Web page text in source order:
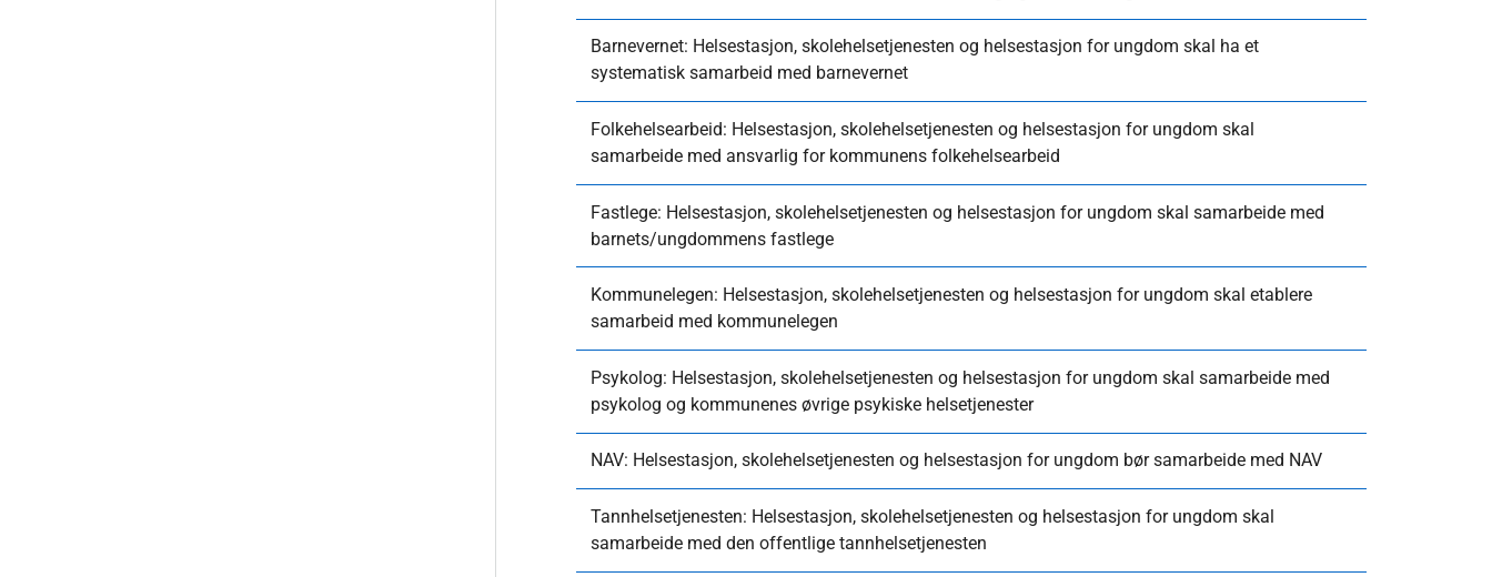
Barnevernet: Helsestasjon, skolehelsetjenesten og helsestasjon for ungdom skal ha et
systematisk samarbeid med barnevernet
Folkehelsearbeid: Helsestasjon, skolehelsetjenesten og helsestasjon for ungdom skal
samarbeide med ansvarlig for kommunens folkehelsearbeid
Fastlege: Helsestasjon, skolehelsetjenesten og helsestasjon for ungdom skal samarbeide med
barnets/ungdommens fastlege
Kommunelegen: Helsestasjon, skolehelsetjenesten og helsestasjon for ungdom skal etablere
samarbeid med kommunelegen
Psykolog: Helsestasjon, skolehelsetjenesten og helsestasjon for ungdom skal samarbeide med
psykolog og kommunenes øvrige psykiske helsetjenester
NAV: Helsestasjon, skolehelsetjenesten og helsestasjon for ungdom bør samarbeide med NAV
Tannhelsetjenesten: Helsestasjon, skolehelsetjenesten og helsestasjon for ungdom skal
samarbeide med den offentlige tannhelsetjenesten